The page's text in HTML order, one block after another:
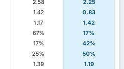
2.58
2.25
1.42
0.83
1.17
1.42
67%
17%
17%
42%
25%
50%
1.39
1.19